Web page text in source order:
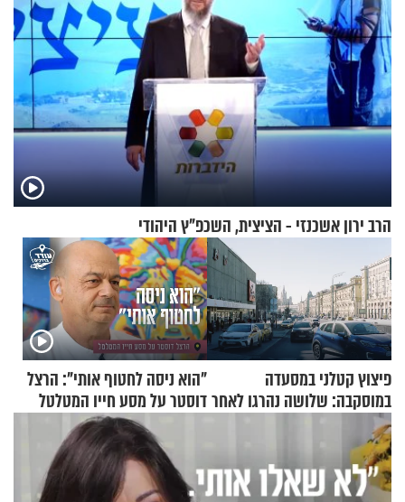
הרב ירון אשכנזי - הציצית, השכפ"ץ היהודי
פיצוץ קטלני במסעדה
במוסקבה: שלושה נהרגו לאחר
שמטען שנשאה אישה התפוצץ
"הוא ניסה לחטוף אותי": הרצל
דוסטר על מסע חייו המטלטל